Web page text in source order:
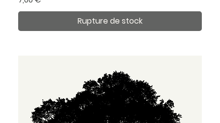
Rupture de stock